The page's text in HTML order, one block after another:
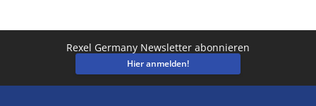
Rexel Germany Newsletter abonnieren
Hier anmelden!